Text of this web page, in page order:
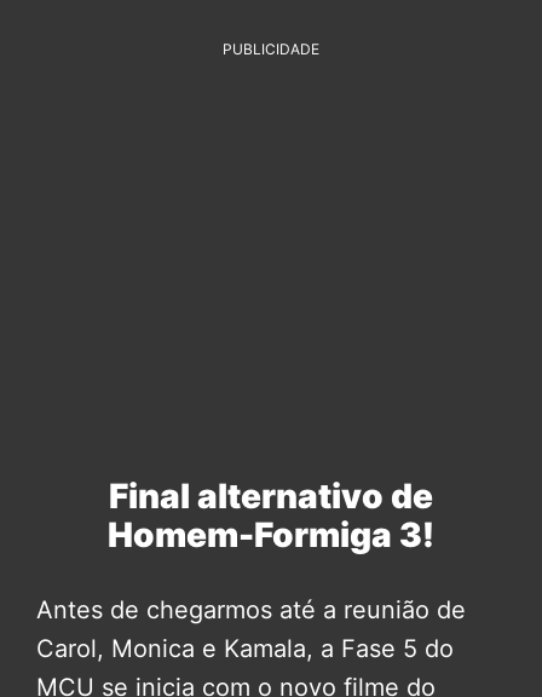
PUBLICIDADE
Final alternativo de
Homem-Formiga 3!
Antes de chegarmos até a reunião de
Carol, Monica e Kamala, a Fase 5 do
MCU se inicia com o novo filme do